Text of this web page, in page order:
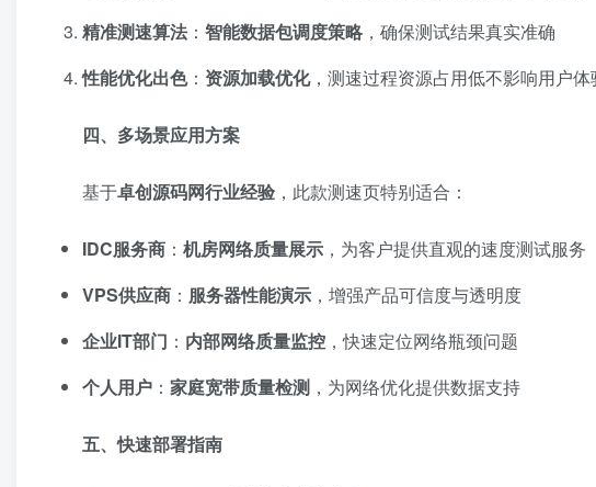
精准测速算法 ： 智能数据包调度策略 ，确保测试结果真实准确
性能优化出色： 资源加载优化，测速过程资源占用低不影响用户体
四、多场景应用方案
基于卓创源码网行业经验 ，此款测速页特别适合：
IDC服务商 ： 机房网络质量展示 ，为客户提供直观的速度测试服务
VPS供应商 ： 服务器性能演示 ，增强产品可信度与透明度
企业IT部门 ： 内部网络质量监控 ，快速定位网络瓶颈问题
个人用户 ： 家庭宽带质量检测 ，为网络优化提供数据支持
五、快速部署指南